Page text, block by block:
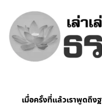
เมื่อครั้งที่แล้วเราพูดถึง